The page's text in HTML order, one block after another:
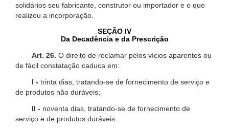
solidários seu fabricante, construtor ou importador e o que
realizou a incorporação.
SEÇÃO IV
Da Decadência e da Prescrição
Art. 26. O direito de reclamar pelos vícios aparentes ou
de fácil constatação caduca em:
I - trinta dias, tratando-se de fornecimento de serviço e
de produtos não duráveis;
II - noventa dias, tratando-se de fornecimento de
serviço e de produtos duráveis.